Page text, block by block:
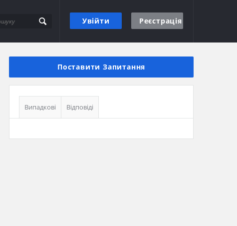
Увійти Реєстрація
Поставити Запитання
Випадкові Відповіді